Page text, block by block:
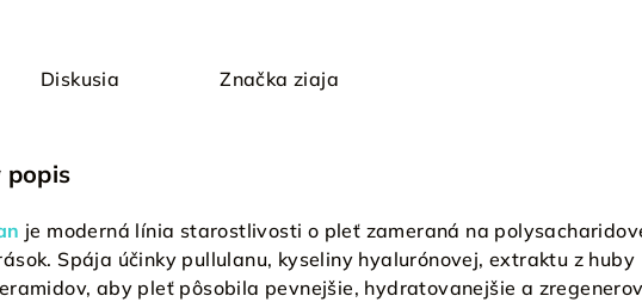
Diskusia Značka ziaja
popis
je moderná línia starostlivosti o pleť zameraná na
Spája účinky pullulanu, kyseliny hyalurónovej, extraktu z huby
aby pleť pôsobila pevnejšie, hydratovanejšie a